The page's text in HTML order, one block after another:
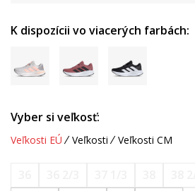
K dispozícii vo viacerých farbách:
Vyber si veľkosť:
Veľkosti EÚ Veľkosti Veľkosti CM